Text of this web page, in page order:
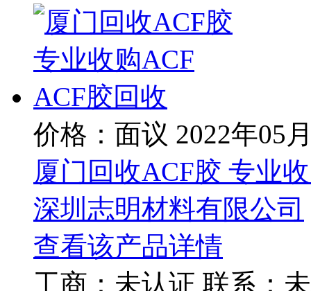
价格：面议 2022年05
厦门回收ACF胶 专业
深圳志明材料有限公司
查看该产品详情
工商： 未认证 联系：